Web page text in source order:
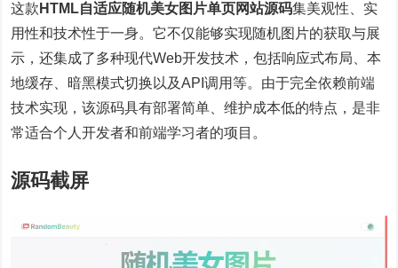
这款 HTML自适应随机美女图片单页网站源码集美观性、实
用性和技术性于一身。它不仅能够实现随机图片的获取与展
示，还集成了多种现代Web开发技术，包括响应式布局、本
地缓存、暗黑模式切换以及API调用等。由于完全依赖前端
技术实现，该源码具有部署简单、维护成本低的特点，是非
常适合个人开发者和前端学习者的项目。
源码截屏